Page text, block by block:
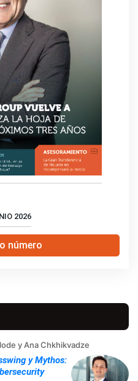
2026
número
y Ana Chkhikvadze
y Mythos: